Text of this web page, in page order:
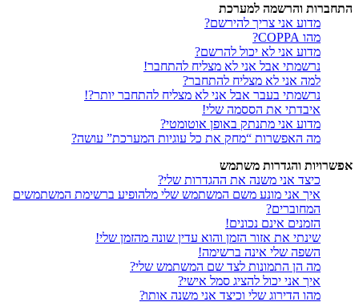
התחברות והרשמה למערכת
מדוע אני צריך להירשם?
מהו COPPA?
מדוע אני לא יכול להרשם?
נרשמתי אבל אני לא מצליח להתחבר!
למה אני לא מצליח להתחבר?
נרשמתי בעבר אבל אני לא מצליח להתחבר יותר?!
איבדתי את הססמה שלי!
מדוע אני מתנתק באופן אוטומטי?
מה האפשרות “מחק את כל עוגיות המערכת” עושה?
אפשרויות והגדרות משתמש
כיצד אני משנה את ההגדרות שלי?
איך אני מונע משם המשתמש שלי מלהופיע ברשימת המשתמשים
המחוברים?
הזמנים אינם נכונים!
שינתי את אזור הזמן והוא עדין שונה מהזמן שלי!
השפה שלי אינה ברשימה!
מה הן התמונות לצד שם המשתמש שלי?
איך אני יכול להציג סמל אישי?
מהו הדירוג שלי וכיצד אני משנה אותו?